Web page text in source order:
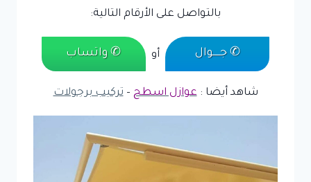
بالتواصل على الأرقام التالية:
✆ جـــــوال أو ✆ واتساب
شاهد أيضا :عوازل اسطح –تركيب برجولات